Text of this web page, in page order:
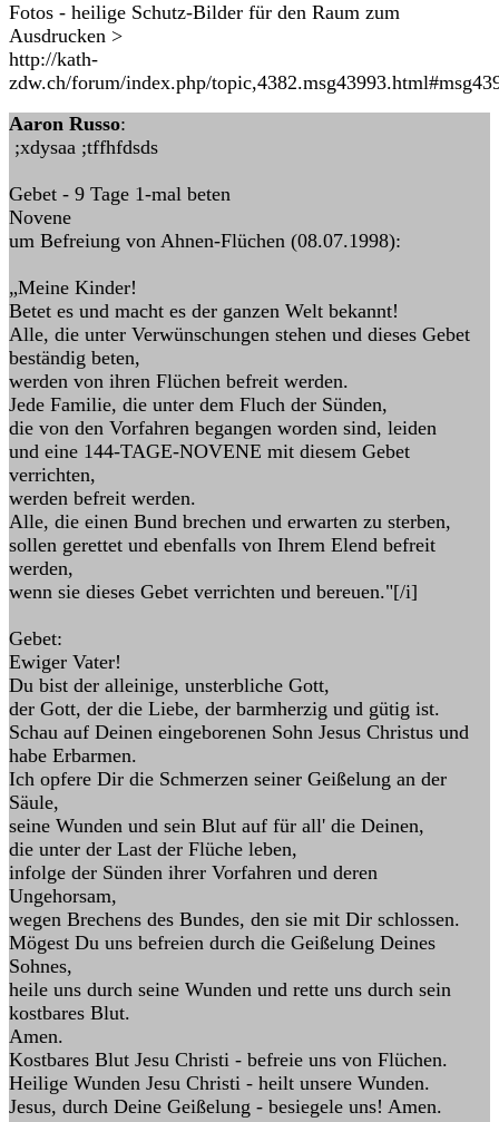
Fotos - heilige Schutz-Bilder für den Raum zum
Ausdrucken >
http://kath-
zdw.ch/forum/index.php/
Aaron Russo:
;xdysaa ;tffhfdsds
Gebet - 9 Tage 1-mal beten
Novene
um Befreiung von Ahnen-Flüchen (08.07.1998):
„Meine Kinder!
Betet es und macht es der ganzen Welt bekannt!
Alle, die unter Verwünschungen stehen und dieses Gebet
beständig beten,
werden von ihren Flüchen befreit werden.
Jede Familie, die unter dem Fluch der Sünden,
die von den Vorfahren begangen worden sind, leiden
und eine 144-TAGE-NOVENE mit diesem Gebet
verrichten,
werden befreit werden.
Alle, die einen Bund brechen und erwarten zu sterben,
sollen gerettet und ebenfalls von Ihrem Elend befreit
werden,
wenn sie dieses Gebet verrichten und bereuen."[/i]
Gebet:
Ewiger Vater!
Du bist der alleinige, unsterbliche Gott,
der Gott, der die Liebe, der barmherzig und gütig ist.
Schau auf Deinen eingeborenen Sohn Jesus Christus und
habe Erbarmen.
Ich opfere Dir die Schmerzen seiner Geißelung an der
Säule,
seine Wunden und sein Blut auf für all' die Deinen,
die unter der Last der Flüche leben,
infolge der Sünden ihrer Vorfahren und deren
Ungehorsam,
wegen Brechens des Bundes, den sie mit Dir schlossen.
Mögest Du uns befreien durch die Geißelung Deines
Sohnes,
heile uns durch seine Wunden und rette uns durch sein
kostbares Blut.
Amen.
Kostbares Blut Jesu Christi - befreie uns von Flüchen.
Heilige Wunden Jesu Christi - heilt unsere Wunden.
Jesus, durch Deine Geißelung - besiegele uns! Amen.